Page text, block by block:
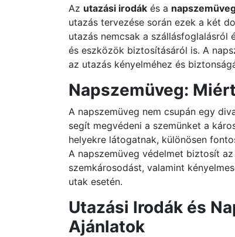
Az utazási irodák és a
utazás tervezése során ezek a két
utazás nemcsak a szállásfoglalásról
és eszközök biztosításáról is. A
az utazás kényelméhez és
Napszemüveg:
A napszemüveg nem csupán egy
segít megvédeni a szemünket a
helyekre látogatnak, különösen
A napszemüveg védelmet biztosít
szemkárosodást, valamint
utak esetén.
Utazási Irodák és
Ajánlatok